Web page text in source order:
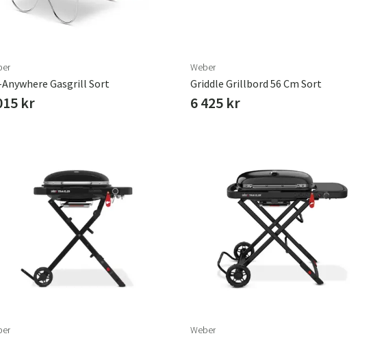
Sverige
Danmark
Norge
en længere campingferie, er en
til at skabe mindeværdige
Gasgrill Sort
kr
Weber
Griddle Grillbord 56 Cm Sort
6 425 kr
Weber